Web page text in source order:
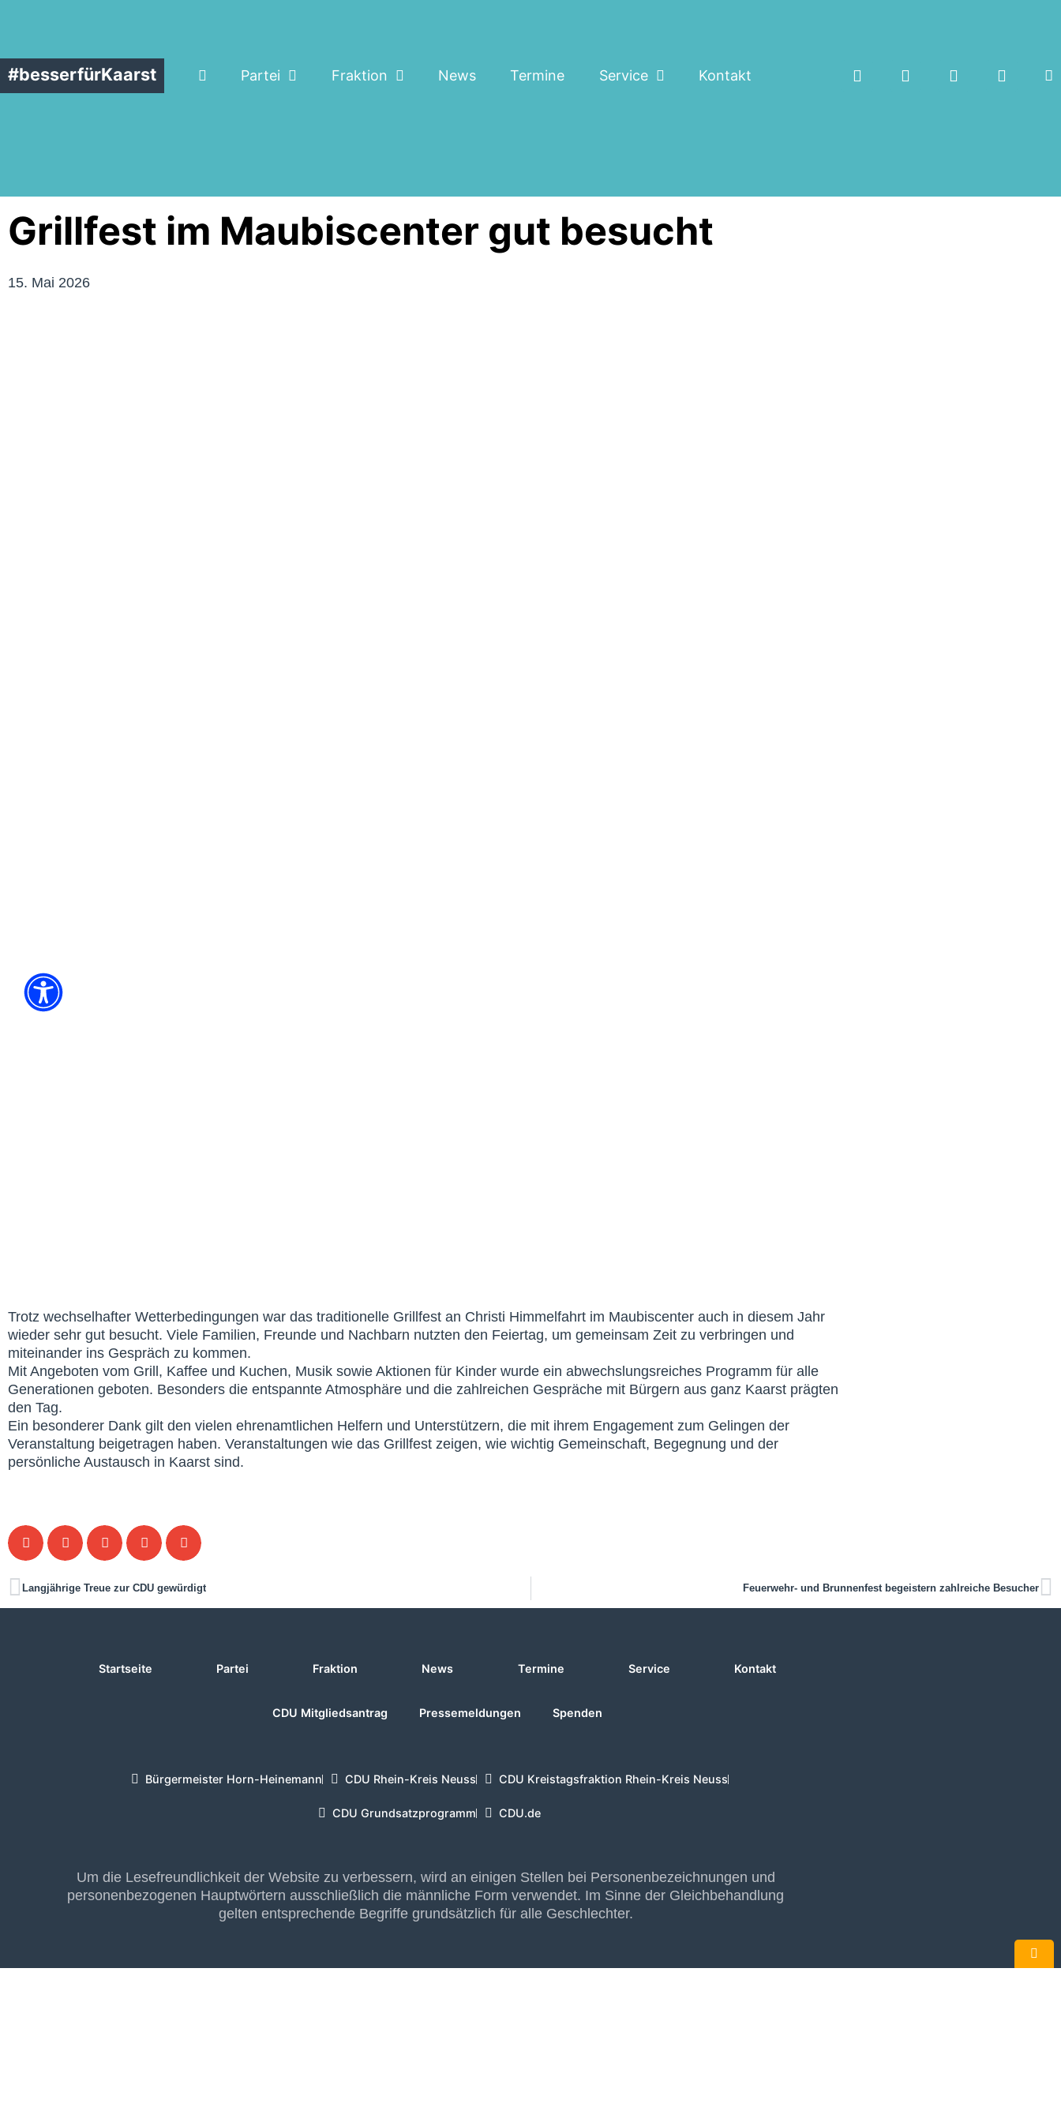
#besserfürKaarst Partei Fraktion News Termine Service Kontakt
Grillfest im Maubiscenter gut besucht
15. Mai 2026
Trotz wechselhafter Wetterbedingungen war das traditionelle Grillfest an Christi Himmelfahrt im Maubiscenter auch in diesem Jahr
wieder sehr gut besucht. Viele Familien, Freunde und Nachbarn nutzten den Feiertag, um gemeinsam Zeit zu verbringen und
miteinander ins Gespräch zu kommen.
Mit Angeboten vom Grill, Kaffee und Kuchen, Musik sowie Aktionen für Kinder wurde ein abwechslungsreiches Programm für alle
Generationen geboten. Besonders die entspannte Atmosphäre und die zahlreichen Gespräche mit Bürgern aus ganz Kaarst prägten
den Tag.
Ein besonderer Dank gilt den vielen ehrenamtlichen Helfern und Unterstützern, die mit ihrem Engagement zum Gelingen der
Veranstaltung beigetragen haben. Veranstaltungen wie das Grillfest zeigen, wie wichtig Gemeinschaft, Begegnung und der
persönliche Austausch in Kaarst sind.
Langjährige Treue zur CDU gewürdigt Feuerwehr- und Brunnenfest begeistern zahlreiche Besucher
Startseite Partei Fraktion News Termine Service Kontakt
CDU Mitgliedsantrag Pressemeldungen Spenden
Bürgermeister Horn-Heinemann CDU Rhein-Kreis Neuss CDU Kreistagsfraktion Rhein-Kreis Neuss
CDU Grundsatzprogramm CDU.de
Um die Lesefreundlichkeit der Website zu verbessern, wird an einigen Stellen bei Personenbezeichnungen und
personenbezogenen Hauptwörtern ausschließlich die männliche Form verwendet. Im Sinne der Gleichbehandlung
gelten entsprechende Begriffe grundsätzlich für alle Geschlechter.